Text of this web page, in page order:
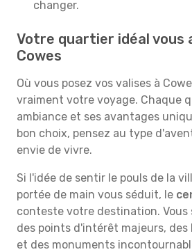
changer.
Votre quartier idéal vous
Cowes
Où vous posez vos valises à
vraiment votre voyage. Chaque
ambiance et ses avantages
bon choix, pensez au type
envie de vivre.
Si l'idée de sentir le pouls de la
portée de main vous séduit, le
conteste votre destination. Vous
des points d'intérêt majeurs, des
et des monuments